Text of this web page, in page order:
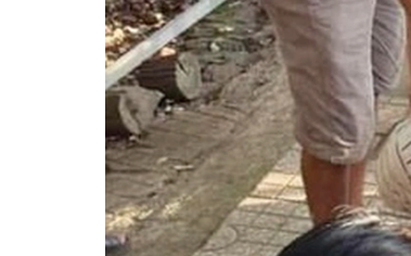
Chính sách
Sự kiện
Đối thoại
Thế giới